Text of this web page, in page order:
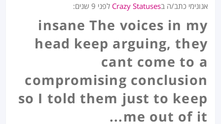
אנונימי כתב/ה בCrazy Statuses לפני 9 שנים :
insane The voices in my
head keep arguing, they
cant come to a
compromising conclusion
so I told them just to keep
me out of it...